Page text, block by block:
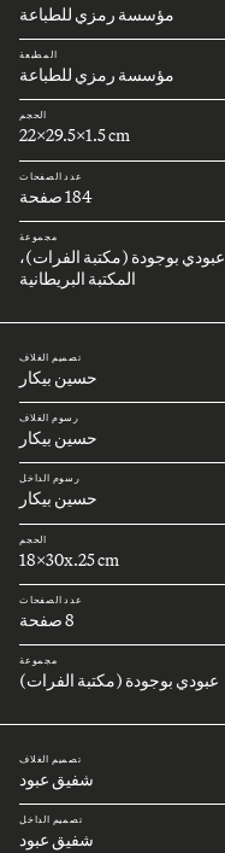
مؤسسة رمزي للطباعة
المطبعة
مؤسسة رمزي للطباعة
الحجم
22x29.5x1.5 cm
عدد الصفحات
184 صفحة
مجموعة
عبودي بوجودة (مكتبة الفرات)،
المكتبة البريطانية
تصميم الغلاف
حسين بيكار
رسوم الغلاف
حسين بيكار
رسوم الداخل
حسين بيكار
الحجم
18x30x.25 cm
عدد الصفحات
8 صفحة
مجموعة
عبودي بوجودة (مكتبة الفرات)
تصميم الغلاف
شفيق عبود
تصميم الداخل
شفيق عبود